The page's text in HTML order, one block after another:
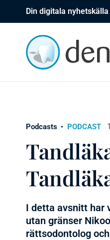
Din digitala
Podcasts PODCAST
I detta avsnitt har
utan gränser
rättsodontolog